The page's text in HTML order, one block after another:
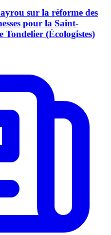
sur la réforme des
pour la Saint-
(Écologistes)